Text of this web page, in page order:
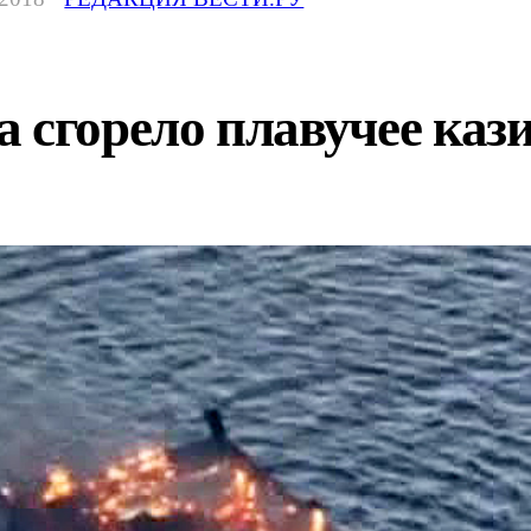
плавучее